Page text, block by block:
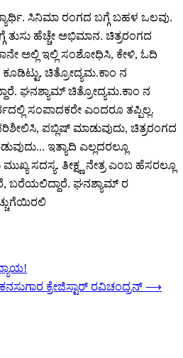
ಸಿನಿಮಾ ರಂಗದ ಬಗ್ಗೆ ಬಹಳ ಒಲವು.
ತುಸು ಹೆಚ್ಚೇ ಅಭಿಮಾನ. ಚಿತ್ರರಂಗದ
ಅಲ್ಲಿ ಇಲ್ಲಿ ಸಂಶೋಧಿಸಿ, ಕೇಳಿ, ಓದಿ
ಚಿತ್ರೋದ್ಯಮ.ಕಾಂ ನ
ಘನಶ್ಯಾಮ್ ಚಿತ್ರೋದ್ಯಮ.ಕಾಂ ನ
ಸಂಪಾದಕರೇ ಎಂದರೂ ತಪ್ಪಿಲ್ಲ.
ಪಬ್ಲಿಷ್ ಮಾಡುವುದು, ಚಿತ್ರರಂಗದ
ಇತ್ಯಾದಿ ಎಲ್ಲದರಲ್ಲೂ
ಸದಸ್ಯ. ತೀಕ್ಷ್ಣ ನೇತ್ರ ಎಂಬ ಹೆಸರಲ್ಲೂ
ಬರೆಯಲಿದ್ದಾರೆ. ಘನಶ್ಯಾಮ್ ರ
ಕ್ರೇಜಿಸ್ಟಾರ್ ರವಿಚಂದ್ರನ್ ⟶